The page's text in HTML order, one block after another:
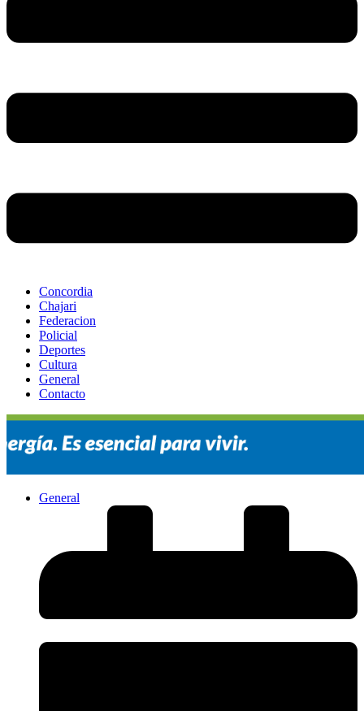
Concordia
Chajari
Federacion
Policial
Deportes
Cultura
General
Contacto
General